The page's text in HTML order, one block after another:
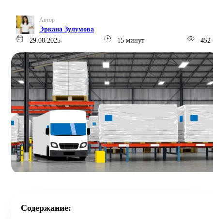
Автор
Эркана Зулумова
29.08.2025
15 минут 452
Содержание: